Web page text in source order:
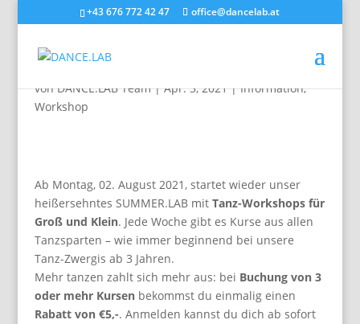
+43 676 772 42 47 office@dancelab.at
SUMMER.LAB 2021
vonDANCE.LAB Team|Apr. 3, 2021|Information,
Workshop
Ab Montag, 02. August 2021, startet wieder unser
heißersehntes SUMMER.LAB mit Tanz-Workshops für
Groß und Klein. Jede Woche gibt es Kurse aus allen
Tanzsparten – wie immer beginnend bei unsere
Tanz-Zwergis ab 3 Jahren.
Mehr tanzen zahlt sich mehr aus: bei Buchung von 3
oder mehr Kursen bekommst du einmalig einen
Rabatt von €5,-. Anmelden kannst du dich ab sofort